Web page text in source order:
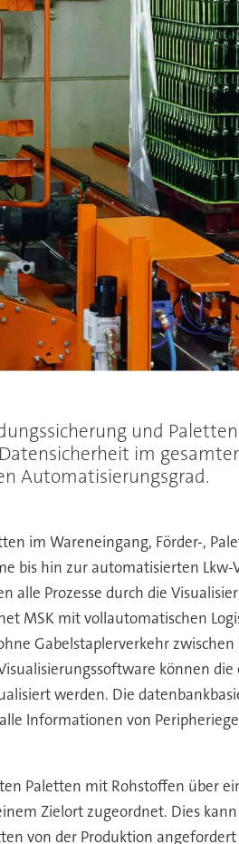
und
im
Automatisierungsgrad.
im Wareneingang, Förder-,
bis hin zur automatisierten
Prozesse durch die
MSK mit vollautomatischen
Gabelstaplerverkehr
können
werden. Die
Informationen von
Paletten mit Rohstoffen über
Zielort zugeordnet. Dies
von der Produktion